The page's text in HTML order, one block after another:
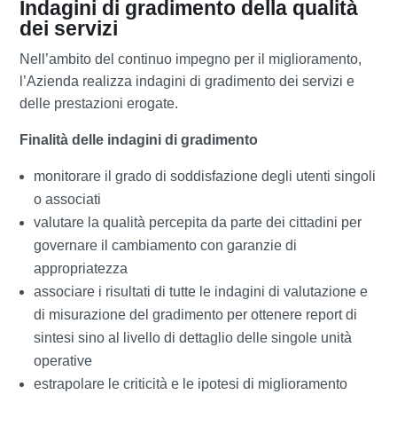
Indagini di gradimento della qualità
dei servizi
Nell’ambito del continuo impegno per il miglioramento,
l’Azienda realizza indagini di gradimento dei servizi e
delle prestazioni erogate.
Finalità delle indagini di gradimento
monitorare il grado di soddisfazione degli utenti singoli
o associati
valutare la qualità percepita da parte dei cittadini per
governare il cambiamento con garanzie di
appropriatezza
associare i risultati di tutte le indagini di valutazione e
di misurazione del gradimento per ottenere report di
sintesi sino al livello di dettaglio delle singole unità
operative
estrapolare le criticità e le ipotesi di miglioramento